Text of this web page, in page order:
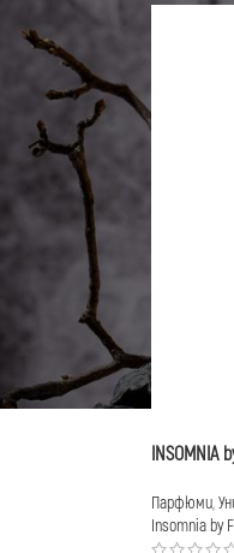
ONE
INSOMNIA
Парфюми,
Insomnia by